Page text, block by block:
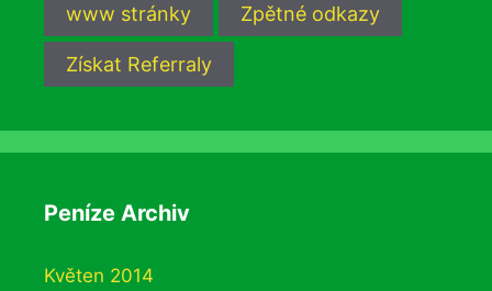
www stránky Zpětné odkazy
Získat Referraly
Peníze Archiv
Květen 2014